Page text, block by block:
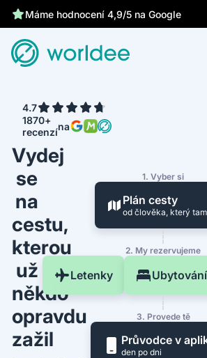
Máme hodnocení 4,9/5 na Google
4.7
1870+
recenzína
Vydej
se
na
cestu,
kterou
už
někdo
opravdu
zažil
1. Vyber si
Plán cesty
od člověka, který
2. My rezervujeme
Letenky Ubytování
3. Provede tě
Průvodce v
den po dni